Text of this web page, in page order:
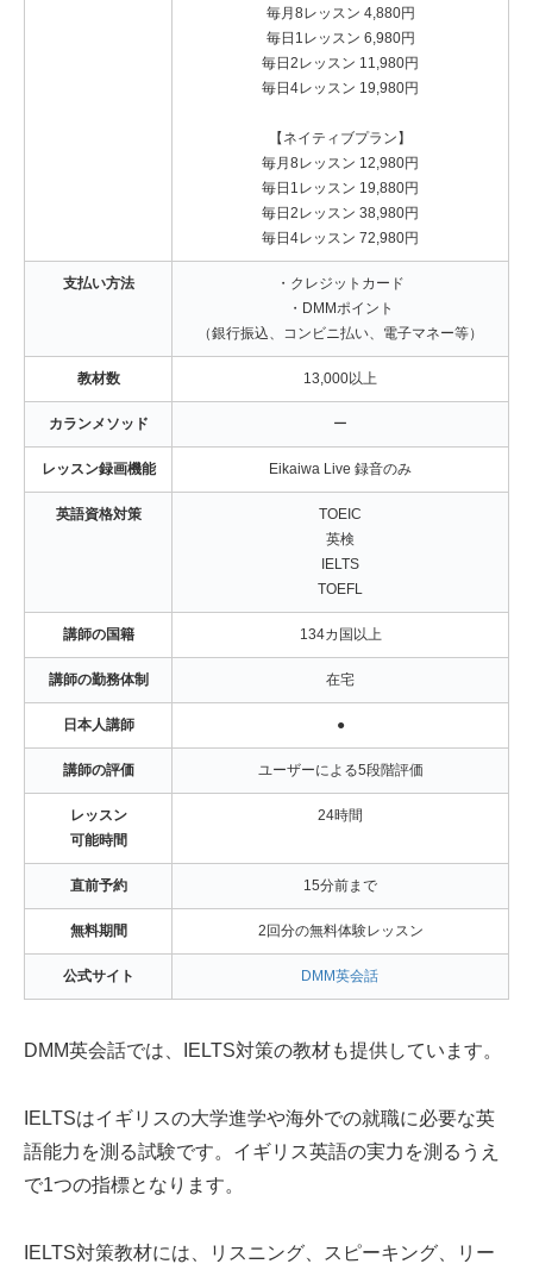
毎月8レッスン 4,880円
毎日1レッスン 6,980円
毎日2レッスン 11,980円
毎日4レッスン 19,980円
【ネイティブプラン】
毎月8レッスン 12,980円
毎日1レッスン 19,880円
毎日2レッスン 38,980円
毎日4レッスン 72,980円
支払い方法
・クレジットカード
・DMMポイント
（銀行振込、コンビニ払い、電子マネー等）
教材数 13,000以上
カランメソッド ー
レッスン録画機能 Eikaiwa Live 録音のみ
英語資格対策
TOEIC
英検
IELTS
TOEFL
講師の国籍 134カ国以上
講師の勤務体制 在宅
日本人講師 ●
講師の評価 ユーザーによる5段階評価
レッスン
可能時間
24時間
直前予約 15分前まで
無料期間 2回分の無料体験レッスン
公式サイト DMM英会話
DMM英会話では、IELTS対策の教材も提供しています。
IELTSはイギリスの大学進学や海外での就職に必要な英
語能力を測る試験です。イギリス英語の実力を測るうえ
で1つの指標となります。
IELTS対策教材には、リスニング、スピーキング、リー